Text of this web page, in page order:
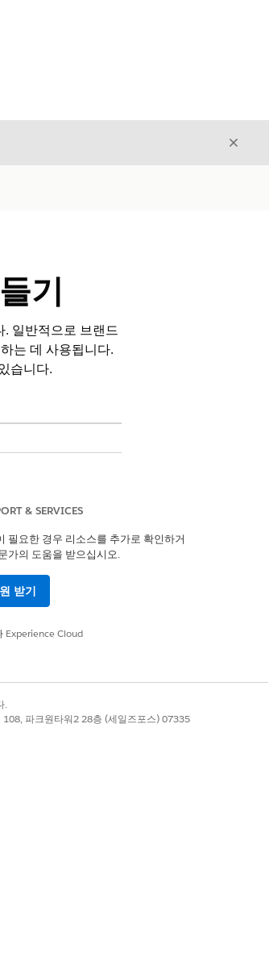
닫기
기
일반적으로 브랜드
는 데 사용됩니다.
습니다.
니다.레코드에서
각 브랜드에서
& SERVICES
필요한 경우 리소스를 추가로 확인하거
가의 도움을 받으십시오.
받기
Experience Cloud
.
파크원타워2 28층 (세일즈포스) 07335